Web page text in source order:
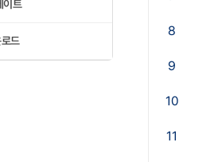
이트
드
8
9
10
11